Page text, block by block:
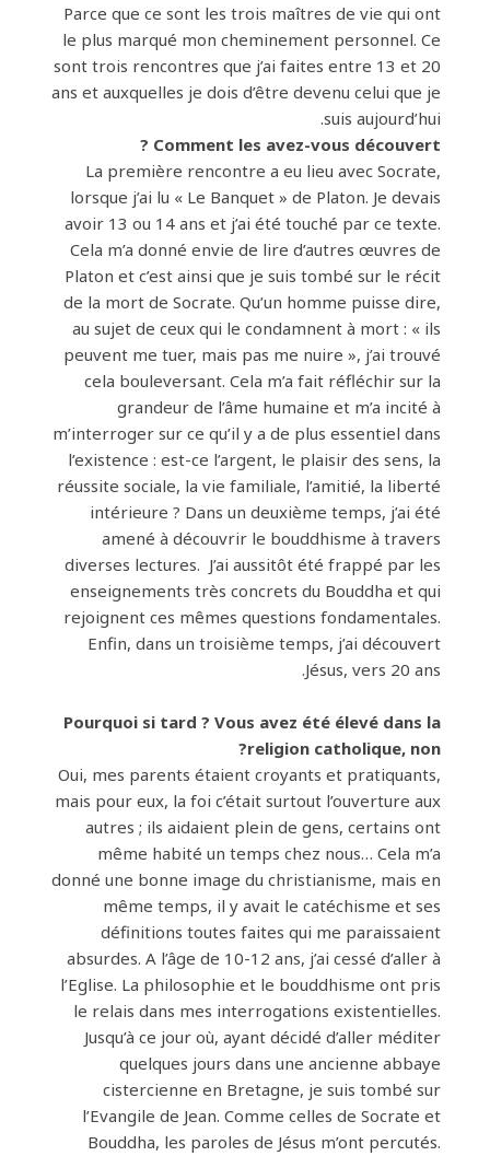
Parce que ce sont les trois maîtres de vie qui ont
le plus marqué mon cheminement personnel. Ce
sont trois rencontres que j’ai faites entre 13 et 20
ans et auxquelles je dois d’être devenu celui que je
suis aujourd’hui.
Comment les avez-vous découvert ?
La première rencontre a eu lieu avec Socrate,
lorsque j’ai lu « Le Banquet » de Platon. Je devais
avoir 13 ou 14 ans et j’ai été touché par ce texte.
Cela m’a donné envie de lire d’autres œuvres de
Platon et c’est ainsi que je suis tombé sur le récit
de la mort de Socrate. Qu’un homme puisse dire,
au sujet de ceux qui le condamnent à mort : « ils
peuvent me tuer, mais pas me nuire », j’ai trouvé
cela bouleversant. Cela m’a fait réfléchir sur la
grandeur de l’âme humaine et m’a incité à
m’interroger sur ce qu’il y a de plus essentiel dans
l’existence : est-ce l’argent, le plaisir des sens, la
réussite sociale, la vie familiale, l’amitié, la liberté
intérieure ? Dans un deuxième temps, j’ai été
amené à découvrir le bouddhisme à travers
diverses lectures. J’ai aussitôt été frappé par les
enseignements très concrets du Bouddha et qui
rejoignent ces mêmes questions fondamentales.
Enfin, dans un troisième temps, j’ai découvert
Jésus, vers 20 ans.
Pourquoi si tard ? Vous avez été élevé dans la
religion catholique, non?
Oui, mes parents étaient croyants et pratiquants,
mais pour eux, la foi c’était surtout l’ouverture aux
autres ; ils aidaient plein de gens, certains ont
même habité un temps chez nous… Cela m’a
donné une bonne image du christianisme, mais en
même temps, il y avait le catéchisme et ses
définitions toutes faites qui me paraissaient
absurdes. A l’âge de 10-12 ans, j’ai cessé d’aller à
l’Eglise. La philosophie et le bouddhisme ont pris
le relais dans mes interrogations existentielles.
Jusqu’à ce jour où, ayant décidé d’aller méditer
quelques jours dans une ancienne abbaye
cistercienne en Bretagne, je suis tombé sur
l’Evangile de Jean. Comme celles de Socrate et
Bouddha, les paroles de Jésus m’ont percutés.